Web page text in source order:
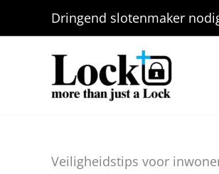
Dringend slotenmaker
Veiligheidstips voor